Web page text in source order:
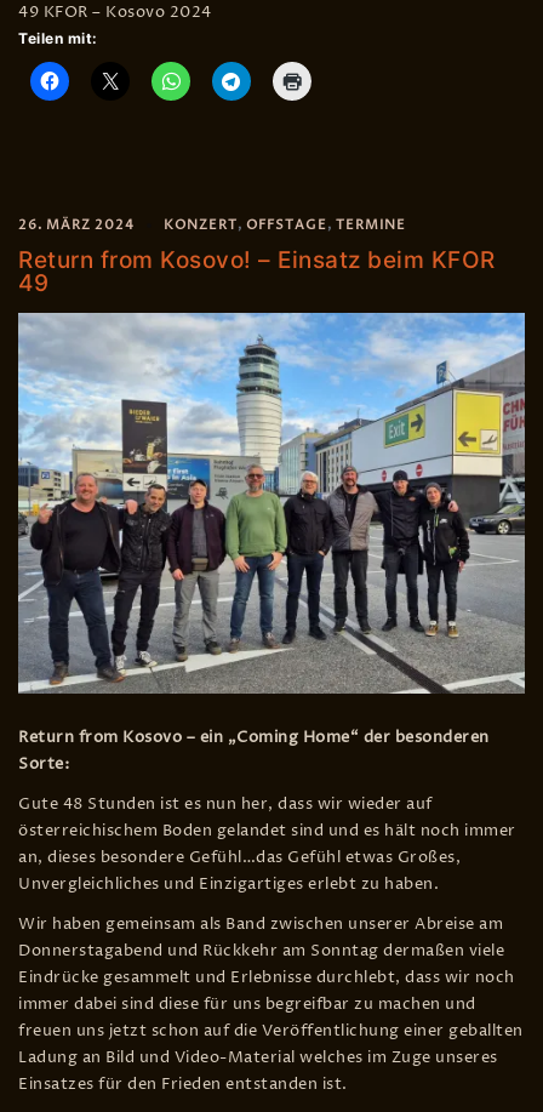
49 KFOR – Kosovo 2024
Teilen mit:
26. MÄRZ 2024 KONZERT, OFFSTAGE, TERMINE
Return from Kosovo! – Einsatz beim KFOR
49
Return from Kosovo – ein „Coming Home“ der besonderen
Sorte:
Gute 48 Stunden ist es nun her, dass wir wieder auf
österreichischem Boden gelandet sind und es hält noch immer
an, dieses besondere Gefühl…das Gefühl etwas Großes,
Unvergleichliches und Einzigartiges erlebt zu haben.
Wir haben gemeinsam als Band zwischen unserer Abreise am
Donnerstagabend und Rückkehr am Sonntag dermaßen viele
Eindrücke gesammelt und Erlebnisse durchlebt, dass wir noch
immer dabei sind diese für uns begreifbar zu machen und
freuen uns jetzt schon auf die Veröffentlichung einer geballten
Ladung an Bild und Video-Material welches im Zuge unseres
Einsatzes für den Frieden entstanden ist.